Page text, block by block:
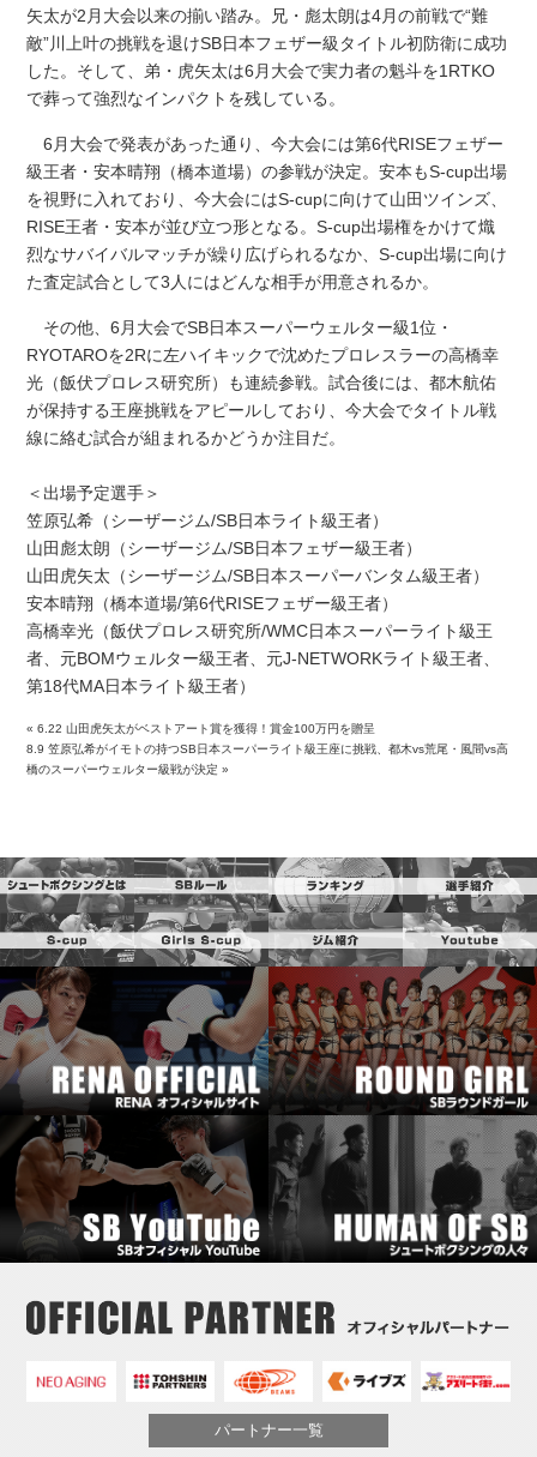
矢太が2月大会以来の揃い踏み。兄・彪太朗は4月の前戦で“難
敵”川上叶の挑戦を退けSB日本フェザー級タイトル初防衛に成功
した。そして、弟・虎矢太は6月大会で実力者の魁斗を1RTKO
で葬って強烈なインパクトを残している。
6月大会で発表があった通り、今大会には第6代RISEフェザー
級王者・安本晴翔（橋本道場）の参戦が決定。安本もS-cup出場
を視野に入れており、今大会にはS-cupに向けて山田ツインズ、
RISE王者・安本が並び立つ形となる。S-cup出場権をかけて熾
烈なサバイバルマッチが繰り広げられるなか、S-cup出場に向け
た査定試合として3人にはどんな相手が用意されるか。
その他、6月大会でSB日本スーパーウェルター級1位・
RYOTAROを2Rに左ハイキックで沈めたプロレスラーの高橋幸
光（飯伏プロレス研究所）も連続参戦。試合後には、都木航佑
が保持する王座挑戦をアピールしており、今大会でタイトル戦
線に絡む試合が組まれるかどうか注目だ。
＜出場予定選手＞
笠原弘希（シーザージム/SB日本ライト級王者）
山田彪太朗（シーザージム/SB日本フェザー級王者）
山田虎矢太（シーザージム/SB日本スーパーバンタム級王者）
安本晴翔（橋本道場/第6代RISEフェザー級王者）
高橋幸光（飯伏プロレス研究所/WMC日本スーパーライト級王
者、元BOMウェルター級王者、元J-NETWORKライト級王者、
第18代MA日本ライト級王者）
«6.22 山田虎矢太がベストアート賞を獲得！賞金100万円を贈呈
8.9 笠原弘希がイモトの持つSB日本スーパーライト級王座に挑戦、都木vs荒尾・風間vs高
橋のスーパーウェルター級戦が決定 »
パートナー一覧